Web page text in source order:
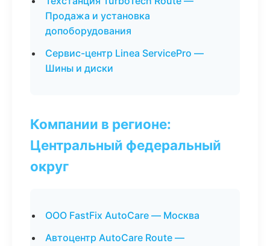
Продажа и установка
допоборудования
Сервис-центр Linea ServicePro —
Шины и диски
Компании в регионе:
Центральный федеральный
округ
ООО FastFix AutoCare — Москва
Автоцентр AutoCare Route —